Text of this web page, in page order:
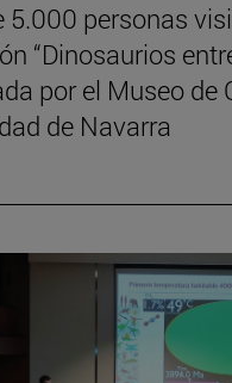
5.000 personas
“Dinosaurios
por el Museo de
de Navarra